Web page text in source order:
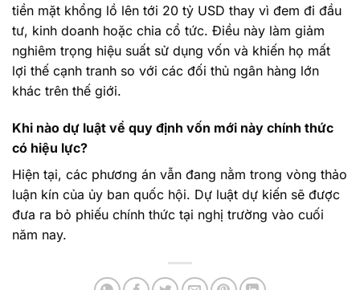
tiền mặt khổng lồ lên tới 20 tỷ USD thay vì đem đi đầu
tư, kinh doanh hoặc chia cổ tức. Điều này làm giảm
nghiêm trọng hiệu suất sử dụng vốn và khiến họ mất
lợi thế cạnh tranh so với các đối thủ ngân hàng lớn
khác trên thế giới.
Khi nào dự luật về quy định vốn mới này chính thức
có hiệu lực?
Hiện tại, các phương án vẫn đang nằm trong vòng thảo
luận kín của ủy ban quốc hội. Dự luật dự kiến sẽ được
đưa ra bỏ phiếu chính thức tại nghị trường vào cuối
năm nay.